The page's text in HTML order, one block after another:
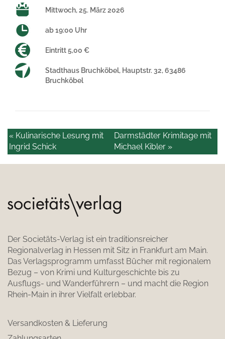
Mittwoch, 25. März 2026
ab 19:00 Uhr
Eintritt 5,00 €
Stadthaus Bruchköbel, Hauptstr. 32, 63486
Bruchköbel
Darmstädter Krimitage mit
Michael Kibler »
« Kulinarische Lesung mit
Ingrid Schick
Der Societäts-Verlag ist ein traditionsreicher
Regionalverlag in Hessen mit Sitz in Frankfurt am Main.
Das Verlagsprogramm umfasst Bücher mit regionalem
Bezug – von Krimi und Kulturgeschichte bis zu
Ausflugs- und Wanderführern – und macht die Region
Rhein-Main in ihrer Vielfalt erlebbar.
Versandkosten & Lieferung